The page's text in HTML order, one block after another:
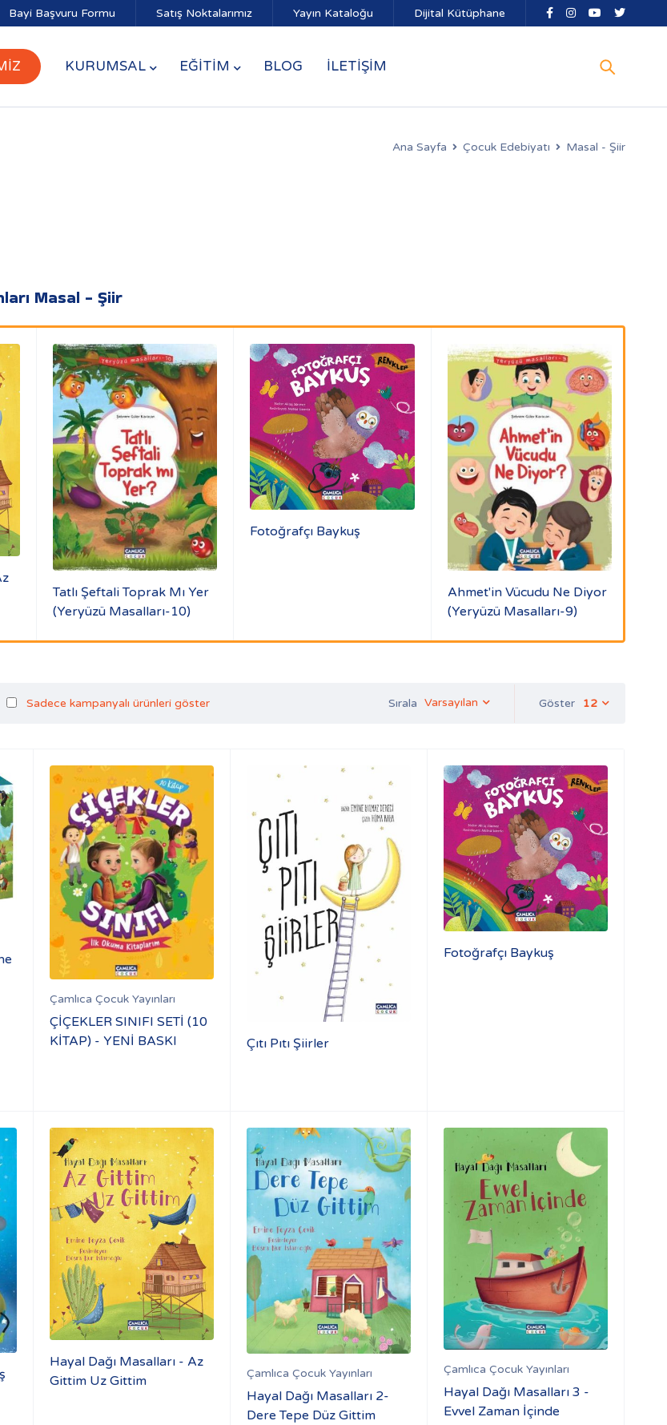
Bayi Başvuru Formu Satış Noktalarımız Yayın Kataloğu Dijital Kütüphane
KURUMSAL EĞİTİM BLOG İLETİŞİM
Ana Sayfa Çocuk Edebiyatı Masal - Şiir
Masal - Şiir
Tatlı Şeftali Toprak Mı Yer
(Yeryüzü Masalları-10)
Fotoğrafçı Baykuş
Ahmet'in Vücudu Ne Diyor
(Yeryüzü Masalları-9)
Sırala Varsayılan
Sadece kampanyalı ürünleri göster Göster 12
Çamlıca Çocuk Yayınları
ÇİÇEKLER SINIFI SETİ (10
KİTAP) - YENİ BASKI
Çıtı Pıtı Şiirler
Fotoğrafçı Baykuş
Hayal Dağı Masalları - Az
Gittim Uz Gittim
Çamlıca Çocuk Yayınları
Hayal Dağı Masalları 2-
Dere Tepe Düz Gittim
Çamlıca Çocuk Yayınları
Hayal Dağı Masalları 3 -
Evvel Zaman İçinde